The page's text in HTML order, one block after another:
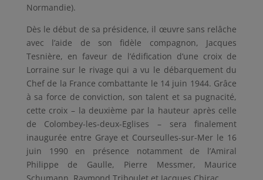
Normandie).
Dès le début de sa présidence, il œuvre sans relâche
avec l’aide de son fidèle compagnon, Jacques
Tesnière, en faveur de l’édification d’une croix de
Lorraine sur le rivage qui a vu le débarquement du
Chef de la France combattante le 14 juin 1944. Grâce
à sa force de conviction, son talent et sa pugnacité,
cette croix – la deuxième par la hauteur après celle
de Colombey-les-deux-Eglises – sera finalement
inaugurée entre Graye et Courseulles-sur-Mer le 16
juin 1990 en présence notamment de l’Amiral
Philippe de Gaulle, Pierre Messmer, Maurice